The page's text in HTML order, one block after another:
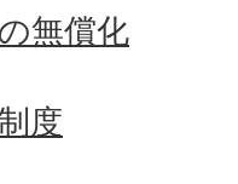
無償化
度